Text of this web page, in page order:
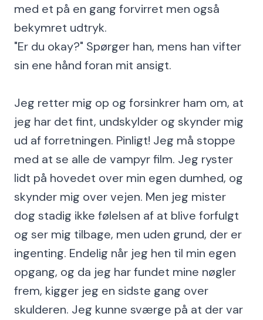
med et på en gang forvirret men også
bekymret udtryk.
"Er du okay?" Spørger han, mens han vifter
sin ene hånd foran mit ansigt.
Jeg retter mig op og forsinkrer ham om, at
jeg har det fint, undskylder og skynder mig
ud af forretningen. Pinligt! Jeg må stoppe
med at se alle de vampyr film. Jeg ryster
lidt på hovedet over min egen dumhed, og
skynder mig over vejen. Men jeg mister
dog stadig ikke følelsen af at blive forfulgt
og ser mig tilbage, men uden grund, der er
ingenting. Endelig når jeg hen til min egen
opgang, og da jeg har fundet mine nøgler
frem, kigger jeg en sidste gang over
skulderen. Jeg kunne sværge på at der var